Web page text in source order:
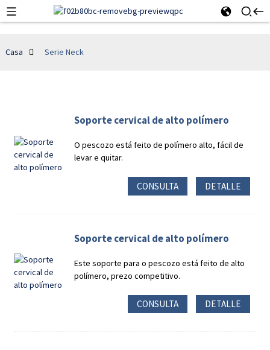
Casa Serie Neck
Soporte cervical de alto polímero
O pescozo está feito de polímero alto, fácil de
levar e quitar.
CONSULTA DETALLE
Soporte cervical de alto polímero
Este soporte para o pescozo está feito de alto
polímero, prezo competitivo.
CONSULTA DETALLE